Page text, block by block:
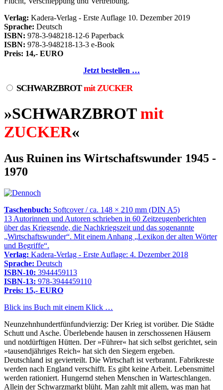
Verlag: Kadera-Verlag - Erste Auflage 10. Dezember 2019
Sprache: Deutsch
ISBN: 978-3-948218-12-6 Paperback
ISBN: 978-3-948218-13-3 e-Book
Preis: 14,- EURO
Jetzt bestellen …
SCHWARZBROTmit ZUCKER
»SCHWARZBROTmit
ZUCKER«
Aus Ruinen ins Wirtschaftswunder 1945 -
1970
Taschenbuch: Softcover / ca. 148 × 210 mm (DIN A5)
13 Autorinnen und Autoren schrieben in 60 Zeitzeugenberichten
über das Kriegsende, die Nachkriegszeit und das sogenannte
Wirtschaftswunder . Mit einem Anhang
Lexikon der alten Wörter
und Begriffe .
Verlag: Kadera-Verlag - Erste Auflage: 4. Dezember 2018
Sprache: Deutsch
ISBN-10: 3944459113
ISBN-13: 978-3944459110
Preis: 15,- EURO
Blick ins Buch mit einem Klick …
Neunzehnhundertfünfundvierzig: Der Krieg ist vorüber. Die Städte
Schutt und Asche. Überlebende hausen in zerschossenen Häusern
und notdürftigen Hütten. Der »Führer« hat sich selbst gerichtet, sein
»tausendjähriges Reich« hat sich den Siegern ergeben.
Deutschland ist gevierteilt. Die Wirtschaft ist verbrannt. Fabrikreste
werden nach England verschifft. Es gibt keine Arbeit. Lebensmittel
werden rationiert. Hungernd stehen Menschen in Warteschlangen.
Allein der Schwarzmarkt blüht. Man zahlt mit allem, was man hat